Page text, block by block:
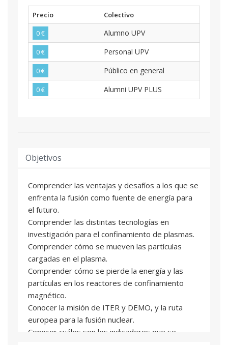
Precio
Colectivo
0 €
Alumno UPV
0 € Personal UPV
0 € Público en general
0 € Alumni UPV PLUS
Objetivos
Comprender las ventajas y desafíos a los que se
enfrenta la fusión como fuente de energía para
el futuro.
Comprender las distintas tecnologías en
investigación para el confinamiento de plasmas.
Comprender cómo se mueven las partículas
cargadas en el plasma.
Comprender cómo se pierde la energía y las
partículas en los reactores de confinamiento
magnético.
Conocer la misión de ITER y DEMO, y la ruta
europea para la fusión nuclear.
Conocer cuáles son los indicadores que se